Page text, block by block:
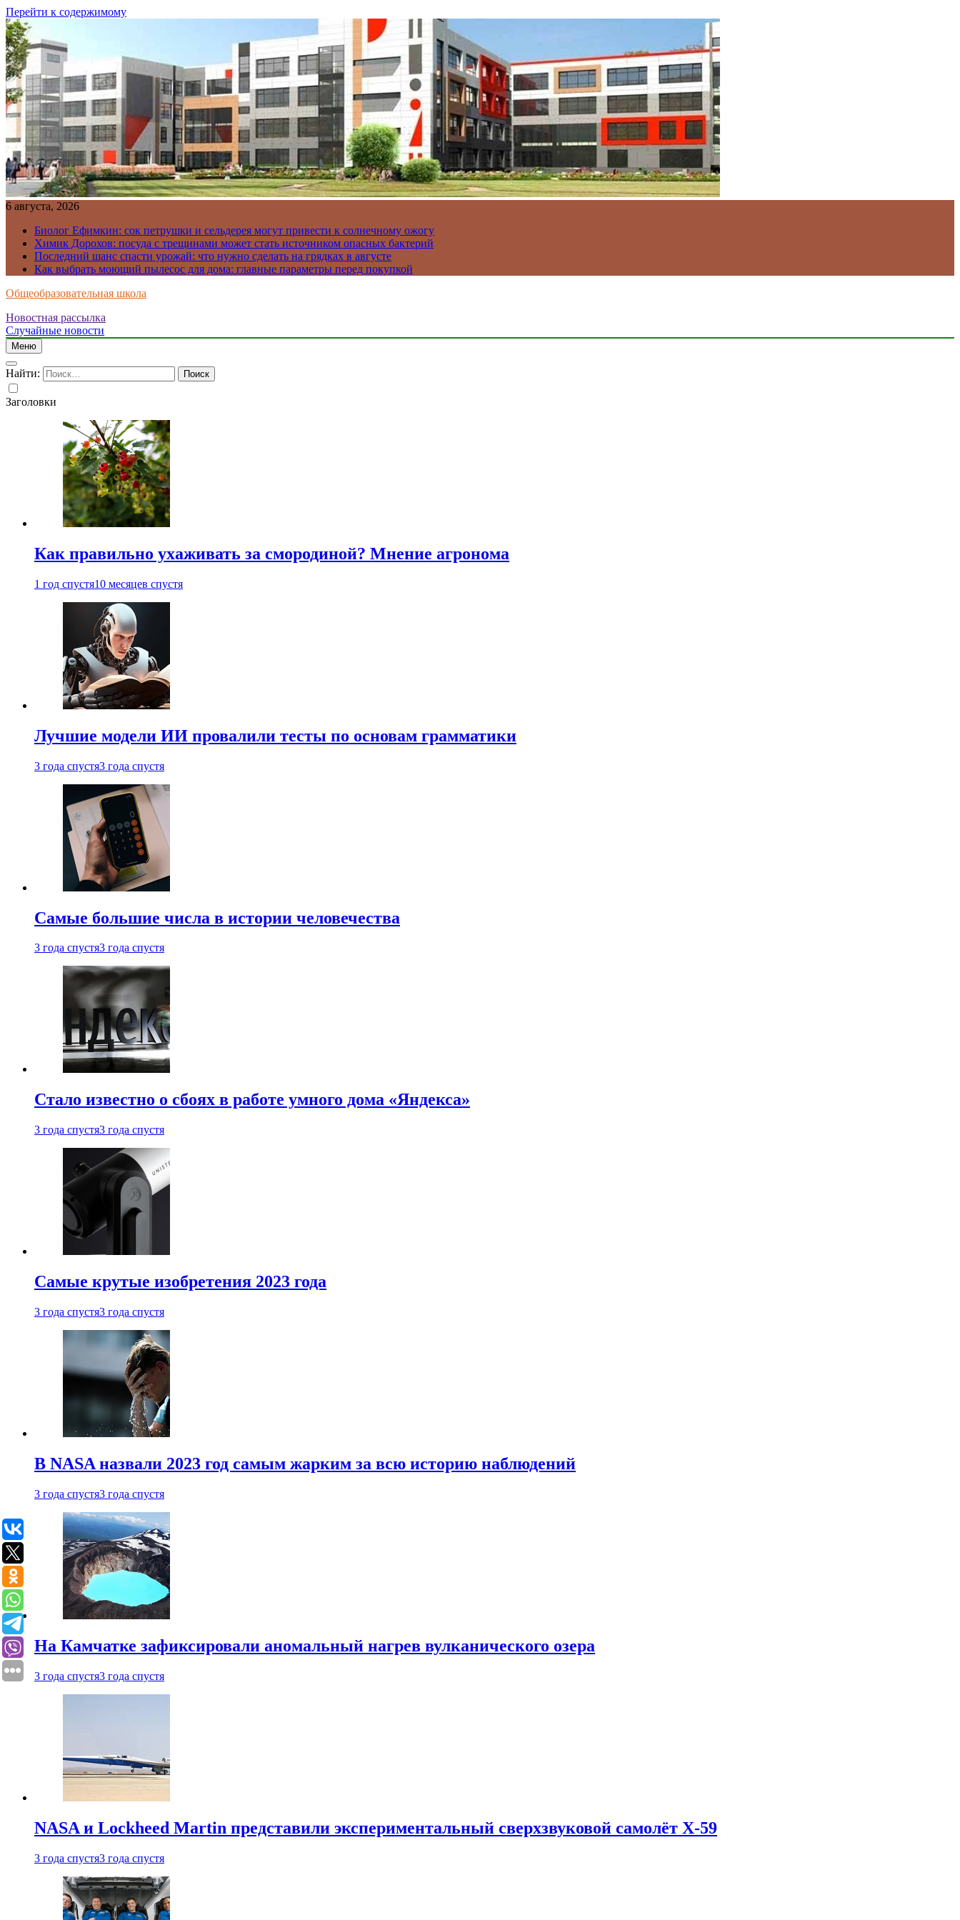
Перейти к содержимому
6 августа, 2026
Биолог Ефимкин: сок петрушки и сельдерея могут привести к солнечному ожогу
Химик Дорохов: посуда с трещинами может стать источником опасных бактерий
Последний шанс спасти урожай: что нужно сделать на грядках в августе
Как выбрать моющий пылесос для дома: главные параметры перед покупкой
Общеобразовательная школа
Новостная рассылка
Случайные новости
Меню
Найти:
Заголовки
Как правильно ухаживать за смородиной? Мнение агронома
1 год спустя10 месяцев спустя
Лучшие модели ИИ провалили тесты по основам грамматики
3 года спустя3 года спустя
Самые большие числа в истории человечества
3 года спустя3 года спустя
Стало известно о сбоях в работе умного дома «Яндекса»
3 года спустя3 года спустя
Самые крутые изобретения 2023 года
3 года спустя3 года спустя
В NASA назвали 2023 год самым жарким за всю историю наблюдений
3 года спустя3 года спустя
На Камчатке зафиксировали аномальный нагрев вулканического озера
3 года спустя3 года спустя
NASA и Lockheed Martin представили экспериментальный сверхзвуковой самолёт X-59
3 года спустя3 года спустя